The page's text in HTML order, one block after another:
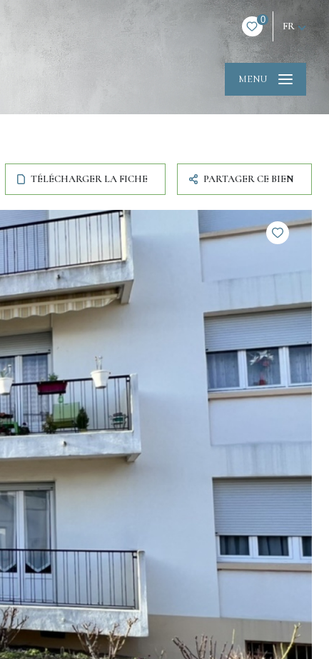
0
FR
MENU
TÉLÉCHARGER LA FICHE PARTAGER CE BIEN